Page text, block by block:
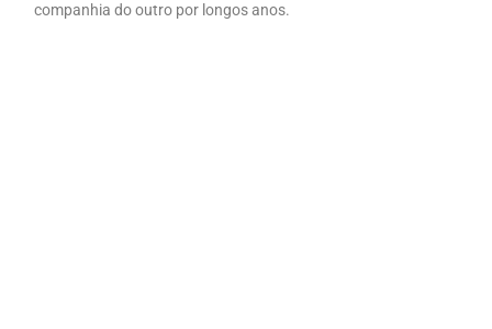
companhia do outro por longos anos.